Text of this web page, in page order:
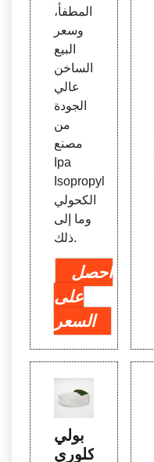
المطفأ،
وسعر
البيع
الساخن
عالي
الجودة
من
مصنع
Ipa
Isopropyl
الكحولي
وما إلى
ذلك.
احصل
على
السعر
بولي
كلوري